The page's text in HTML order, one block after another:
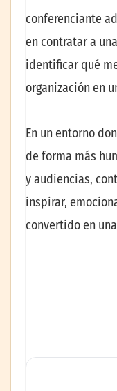
conferenciante
en contratar a
identificar qué
organización en
En un entorno
de forma más
y audiencias,
inspirar,
convertido en